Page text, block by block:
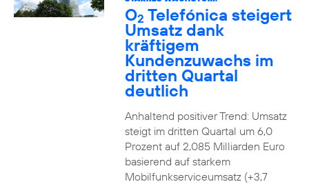
O2 Telefónica steigert
Umsatz dank
kräftigem
Kundenzuwachs im
dritten Quartal
deutlich
Anhaltend positiver Trend: Umsatz
steigt im dritten Quartal um 6,0
Prozent auf 2,085 Milliarden Euro
basierend auf starkem
Mobilfunkserviceumsatz (+3,7